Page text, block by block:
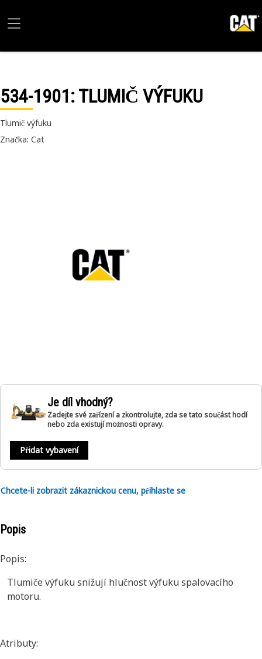
534-1901: TLUMIČ VÝFUKU
Tlumič výfuku
Značka: Cat
Je díl vhodný?
Zadejte své zařízení a zkontrolujte, zda se tato součást hodí
nebo zda existují možnosti opravy.
Přidat vybavení
Chcete-li zobrazit zákaznickou cenu, přihlaste se
Popis
Popis:
Tlumiče výfuku snižují hlučnost výfuku spalovacího
motoru.
Atributy: